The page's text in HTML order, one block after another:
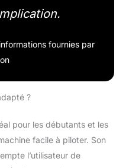
fournies par
?
pour les débutants et les
facile à piloter. Son
l’utilisateur de